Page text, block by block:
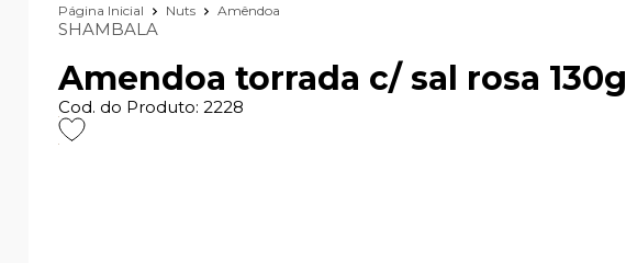
Página Inicial Nuts Amêndoa
SHAMBALA
Amendoa torrada c/ sal rosa 130g
Cod. do Produto: 2228